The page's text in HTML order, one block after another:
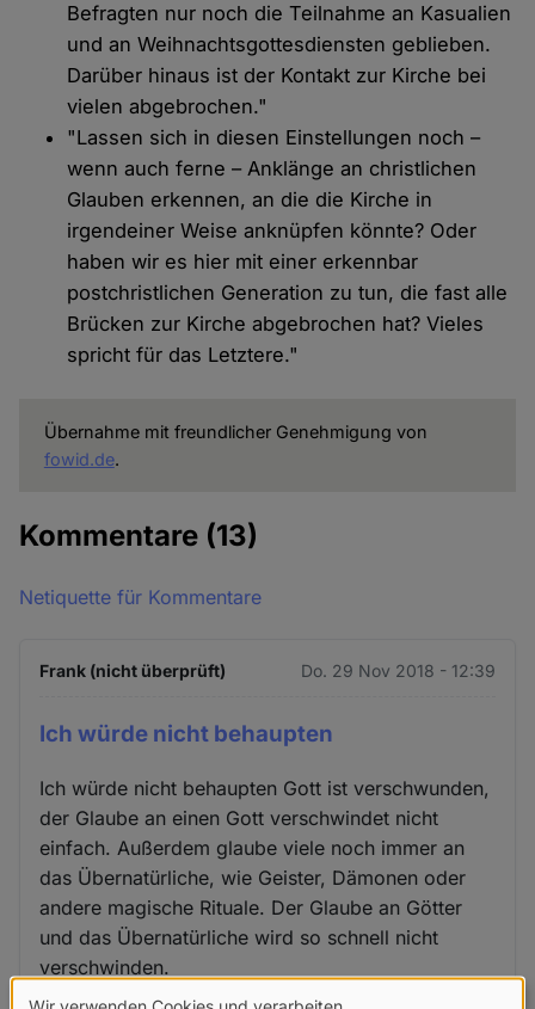
Befragten nur noch die Teilnahme an Kasualien
und an Weihnachtsgottesdiensten geblieben.
Darüber hinaus ist der Kontakt zur Kirche bei
vielen abgebrochen."
"Lassen sich in diesen Einstellungen noch –
wenn auch ferne – Anklänge an christlichen
Glauben erkennen, an die die Kirche in
irgendeiner Weise anknüpfen könnte? Oder
haben wir es hier mit einer erkennbar
postchristlichen Generation zu tun, die fast alle
Brücken zur Kirche abgebrochen hat? Vieles
spricht für das Letztere."
Übernahme mit freundlicher Genehmigung von
fowid.de.
Kommentare (13)
Netiquette für Kommentare
Frank (nicht überprüft) Do. 29 Nov 2018 - 12:39
Ich würde nicht behaupten
Ich würde nicht behaupten Gott ist verschwunden,
der Glaube an einen Gott verschwindet nicht
einfach. Außerdem glaube viele noch immer an
das Übernatürliche, wie Geister, Dämonen oder
andere magische Rituale. Der Glaube an Götter
und das Übernatürliche wird so schnell nicht
verschwinden.